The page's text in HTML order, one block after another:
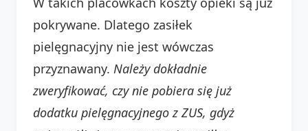
pokrywane. Dlatego zasiłek
pielęgnacyjny nie jest wówczas
przyznawany. Należy dokładnie
zweryfikować, czy nie pobiera się już
dodatku pielęgnacyjnego z ZUS, gdyż